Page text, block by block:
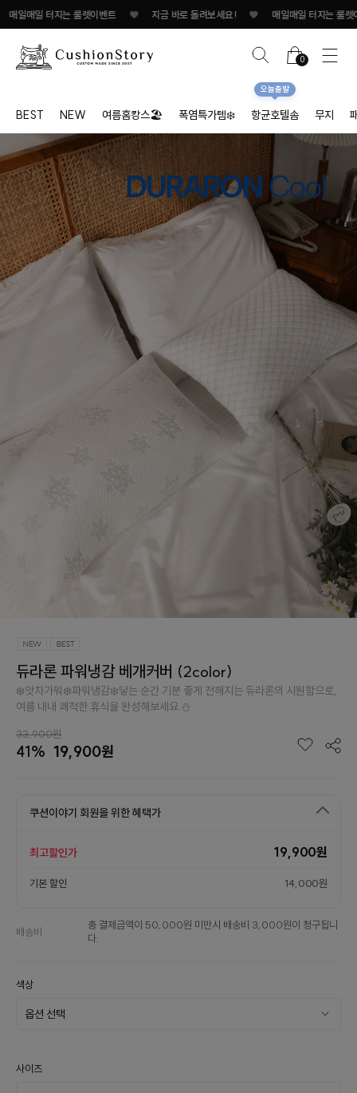
지는 룰렛이벤트 ♥ 지금 바로 돌려보세요! ♥ 매일매일 터지는 룰렛이벤트 ♥
0
BEST NEW 여름홈캉스🏖 폭염특가템❄️ 항균호텔솜
오늘출발
무지
듀라론 파워냉감 베개커버 (2color)
❄️앗차가워❄️파워냉감❄️닿는 순간 기분 좋게 전해지는 듀라론의 시원함으로,
여름 내내 쾌적한 휴식을 완성해보세요.⛄
33,900원
41% 19,900원
쿠션이야기 회원을 위한 혜택가
최고할인가 19,900원
기본 할인 14,000원
배송비
총 결제금액이 50,000원 미만시 배송비 3,000원이 청구됩니
다.
색상
사이즈